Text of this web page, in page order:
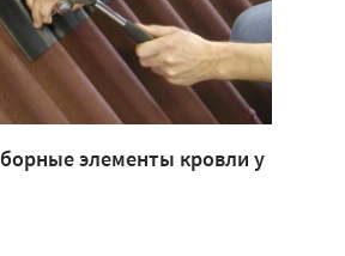
элементы кровли у